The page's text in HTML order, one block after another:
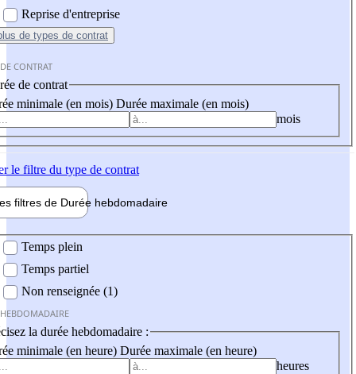
Reprise d'entreprise
de types de contrat
CONTRAT
de contrat
minimale (en mois) Durée maximale (en mois)
mois
le filtre du type de contrat
filtres de Durée hebdomadaire
Temps plein
Temps partiel
Non renseignée (1)
la durée hebdomadaire :
minimale (en heure) Durée maximale (en heure)
heures